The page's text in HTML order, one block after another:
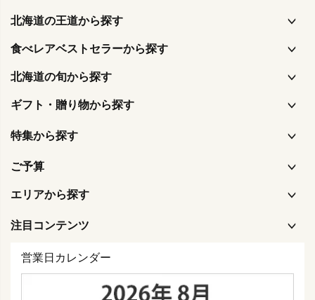
北海道の王道から探す
食べレアベストセラーから探す
北海道の旬から探す
ギフト・贈り物から探す
特集から探す
ご予算
エリアから探す
注目コンテンツ
営業日カレンダー